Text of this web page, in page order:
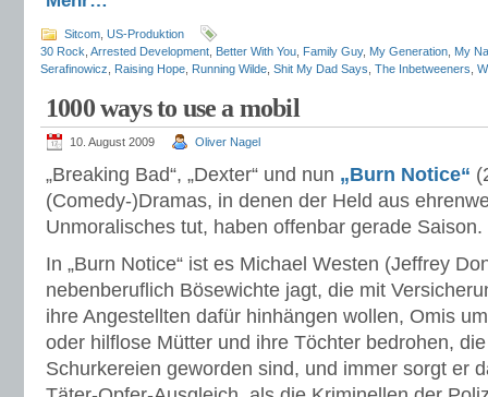
Sitcom US-Produktion
30 Rock Arrested Development Better With You Family Guy, My Generation My
Serafinowicz
Raising Hope Running Wilde Shit My Dad Says The Inbetweeners
1000 ways to use a mobil
10. August 2009 Oliver Nagel
„Breaking Bad“, „Dexter“ und nun „Burn Notice“
(Comedy-)Dramas, in denen der Held aus
Unmoralisches tut, haben offenbar gerade Saison.
In „Burn Notice“ ist es Michael Westen (Jeffrey
nebenberuflich Bösewichte jagt, die mit
ihre Angestellten dafür hinhängen wollen, Omis
oder hilflose Mütter und ihre Töchter bedrohen,
Schurkereien geworden sind, und immer sorgt er